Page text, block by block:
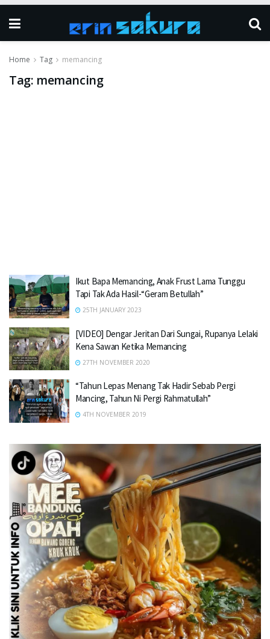
Home Tag memancing
Tag: memancing
Ikut Bapa Memancing, Anak Frust Lama Tunggu
Tapi Tak Ada Hasil-“Geram Betullah”
25TH JANUARY 2023
[VIDEO] Dengar Jeritan Dari Sungai, Rupanya Lelaki
Kena Sawan Ketika Memancing
27TH NOVEMBER 2020
“Tahun Lepas Menang Tak Hadir Sebab Pergi
Mancing, Tahun Ni Pergi Rahmatullah”
4TH NOVEMBER 2019